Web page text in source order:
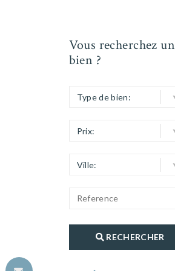
Vous recherchez un
bien ?
Type de bien:
Prix:
Ville:
RECHERCHER